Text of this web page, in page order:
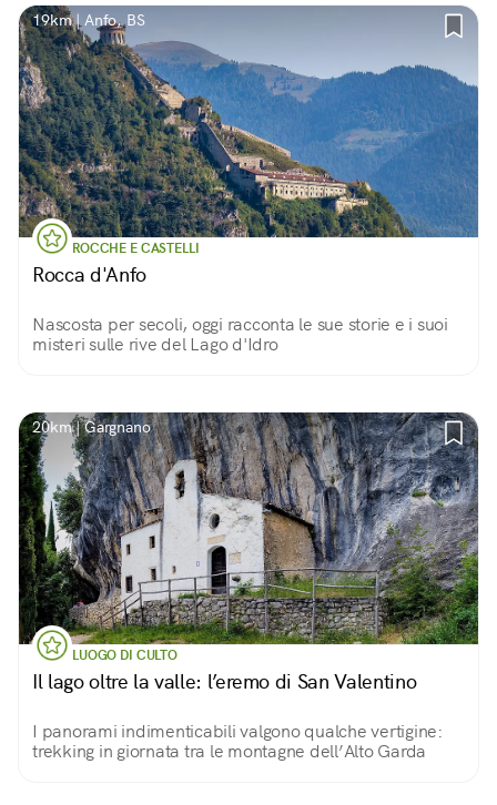
19km | Anfo, BS
ROCCHE E CASTELLI
Rocca d'Anfo
Nascosta per secoli, oggi racconta le sue storie e i suoi
misteri sulle rive del Lago d'Idro
20km | Gargnano
LUOGO DI CULTO
Il lago oltre la valle: l’eremo di San Valentino
I panorami indimenticabili valgono qualche vertigine:
trekking in giornata tra le montagne dell’Alto Garda